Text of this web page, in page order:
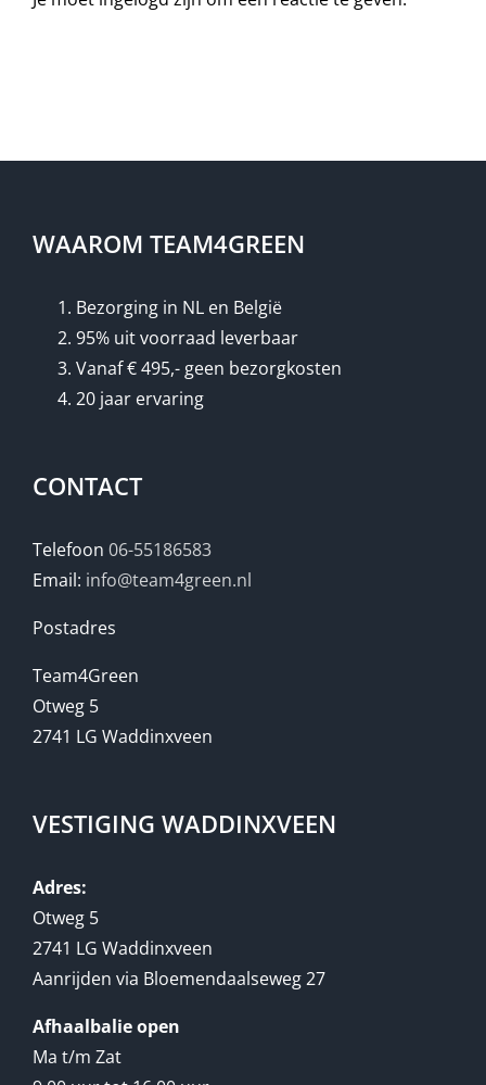
WAAROM TEAM4GREEN
Bezorging in NL en België
95% uit voorraad leverbaar
Vanaf € 495,- geen bezorgkosten
20 jaar ervaring
CONTACT
Telefoon 06-55186583
Email: info@team4green.nl
Postadres
Team4Green
Otweg 5
2741 LG Waddinxveen
VESTIGING WADDINXVEEN
Adres:
Otweg 5
2741 LG Waddinxveen
Aanrijden via Bloemendaalseweg 27
Afhaalbalie open
Ma t/m Zat